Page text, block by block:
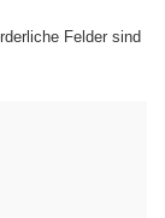
Felder sind